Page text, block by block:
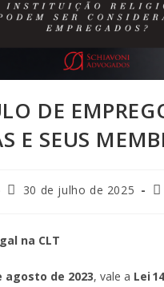
DE
E SEUS
30 de julho de 2025
na CLT
agosto de 2023, vale a Lei